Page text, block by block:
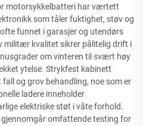
motorsykkelbatteri har værtett
som tåler fuktighet, støv og
funnet i garasjer og utendørs
militær kvalitet sikrer pålitelig drift i
om vinteren til svært høy
ytelse. Strykfest kabinett
og grov behandling, noe som er
ladere inneholder
elektriske støt i våte forhold.
omfattende testing for